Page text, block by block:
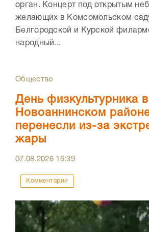
орган. Концерт под открытым
желающих в Комсомольском
Белгородской и Курской
народный...
Общество
День физкультурника в
Новоаннинском
перенесли из-за
жары
07.08.2026 16:39
Комментарии